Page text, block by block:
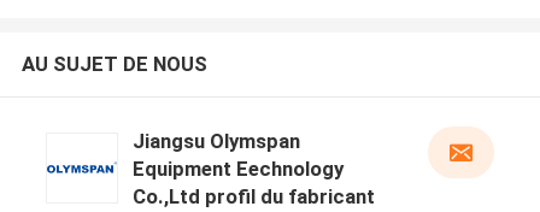
AU SUJET DE NOUS
Jiangsu Olymspan
Equipment Eechnology
Co.,Ltd profil du fabricant